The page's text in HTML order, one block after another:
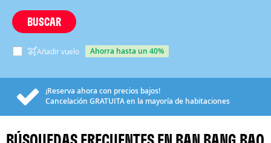
BUSCAR
Añadir vuelo ahorra hasta un 40%
¡Reserva ahora con precios bajos!
Cancelación GRATUITAen la mayoría de habitaciones